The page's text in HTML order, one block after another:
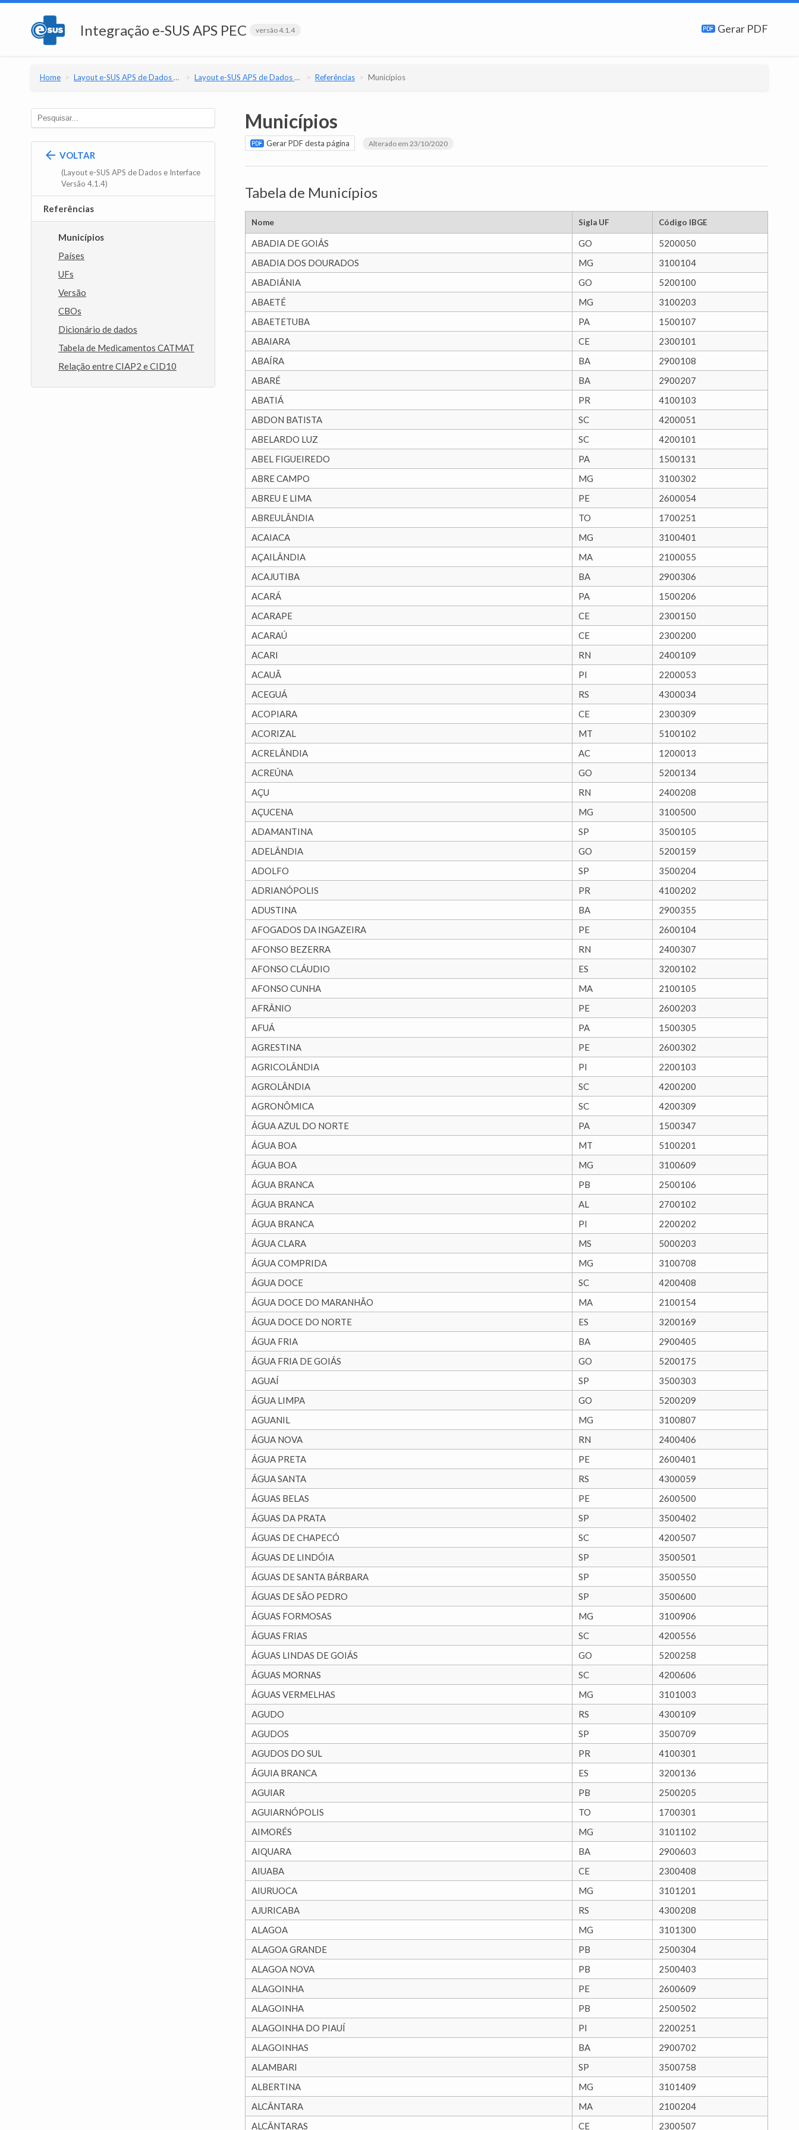
Integração e-SUS APS PEC versão 4.1.4 Gerar PDF
Home Layout e-SUS APS de Dados e Interface Layout e-SUS APS de Dados e Interface Versão 4.1.4 Referências Municípios
VOLTAR
(Layout e-SUS APS de Dados e Interface
Versão 4.1.4)
Referências
Municípios
Países
UFs
Versão
CBOs
Dicionário de dados
Tabela de Medicamentos CATMAT
Relação entre CIAP2 e CID10
Municípios
Gerar PDF desta página Alterado em 23/10/2020
Tabela de Municípios
Nome Sigla UF Código IBGE
ABADIA DE GOIÁS GO
5200050
ABADIA DOS DOURADOS
MG
3100104
ABADIÂNIA
GO
5200100
ABAETÉ
MG
3100203
ABAETETUBA
PA
1500107
ABAIARA
CE
2300101
ABAÍRA
BA
2900108
ABARÉ
BA
2900207
ABATIÁ
PR
4100103
ABDON BATISTA
SC
4200051
ABELARDO LUZ
SC
4200101
ABEL FIGUEIREDO
PA
1500131
ABRE CAMPO
MG
3100302
ABREU E LIMA
PE
2600054
ABREULÂNDIA
TO
1700251
ACAIACA
MG
3100401
AÇAILÂNDIA
MA
2100055
ACAJUTIBA
BA
2900306
ACARÁ
PA
1500206
ACARAPE
CE
2300150
ACARAÚ
CE
2300200
ACARI
RN
2400109
ACAUÃ
PI
2200053
ACEGUÁ
RS
4300034
ACOPIARA
CE
2300309
ACORIZAL
MT
5100102
ACRELÂNDIA
AC
1200013
ACREÚNA
GO
5200134
AÇU
RN
2400208
AÇUCENA
MG
3100500
ADAMANTINA
SP
3500105
ADELÂNDIA
GO
5200159
ADOLFO
SP
3500204
ADRIANÓPOLIS
PR
4100202
ADUSTINA
BA
2900355
AFOGADOS DA INGAZEIRA
PE
2600104
AFONSO BEZERRA
RN
2400307
AFONSO CLÁUDIO
ES
3200102
AFONSO CUNHA
MA
2100105
AFRÂNIO
PE
2600203
AFUÁ
PA
1500305
AGRESTINA
PE
2600302
AGRICOLÂNDIA
PI
2200103
AGROLÂNDIA
SC
4200200
AGRONÔMICA
SC
4200309
ÁGUA AZUL DO NORTE
PA
1500347
ÁGUA BOA
MT
5100201
ÁGUA BOA
MG
3100609
ÁGUA BRANCA
PB
2500106
ÁGUA BRANCA
AL
2700102
ÁGUA BRANCA
PI
2200202
ÁGUA CLARA
MS
5000203
ÁGUA COMPRIDA
MG
3100708
ÁGUA DOCE
SC
4200408
ÁGUA DOCE DO MARANHÃO
MA
2100154
ÁGUA DOCE DO NORTE
ES
3200169
ÁGUA FRIA
BA
2900405
ÁGUA FRIA DE GOIÁS
GO
5200175
AGUAÍ
SP
3500303
ÁGUA LIMPA
GO
5200209
AGUANIL
MG
3100807
ÁGUA NOVA
RN
2400406
ÁGUA PRETA
PE
2600401
ÁGUA SANTA
RS
4300059
ÁGUAS BELAS
PE
2600500
ÁGUAS DA PRATA
SP
3500402
ÁGUAS DE CHAPECÓ
SC
4200507
ÁGUAS DE LINDÓIA
SP
3500501
ÁGUAS DE SANTA BÁRBARA
SP
3500550
ÁGUAS DE SÃO PEDRO
SP
3500600
ÁGUAS FORMOSAS
MG
3100906
ÁGUAS FRIAS
SC
4200556
ÁGUAS LINDAS DE GOIÁS
GO
5200258
ÁGUAS MORNAS
SC
4200606
ÁGUAS VERMELHAS
MG
3101003
AGUDO
RS
4300109
AGUDOS
SP
3500709
AGUDOS DO SUL
PR
4100301
ÁGUIA BRANCA
ES
3200136
AGUIAR
PB
2500205
AGUIARNÓPOLIS
TO
1700301
AIMORÉS
MG
3101102
AIQUARA
BA
2900603
AIUABA
CE
2300408
AIURUOCA
MG
3101201
AJURICABA
RS
4300208
ALAGOA
MG
3101300
ALAGOA GRANDE
PB
2500304
ALAGOA NOVA
PB
2500403
ALAGOINHA
PE
2600609
ALAGOINHA
PB
2500502
ALAGOINHA DO PIAUÍ
PI
2200251
ALAGOINHAS
BA
2900702
ALAMBARI
SP
3500758
ALBERTINA
MG
3101409
ALCÂNTARA
MA
2100204
ALCÂNTARAS
CE 2300507